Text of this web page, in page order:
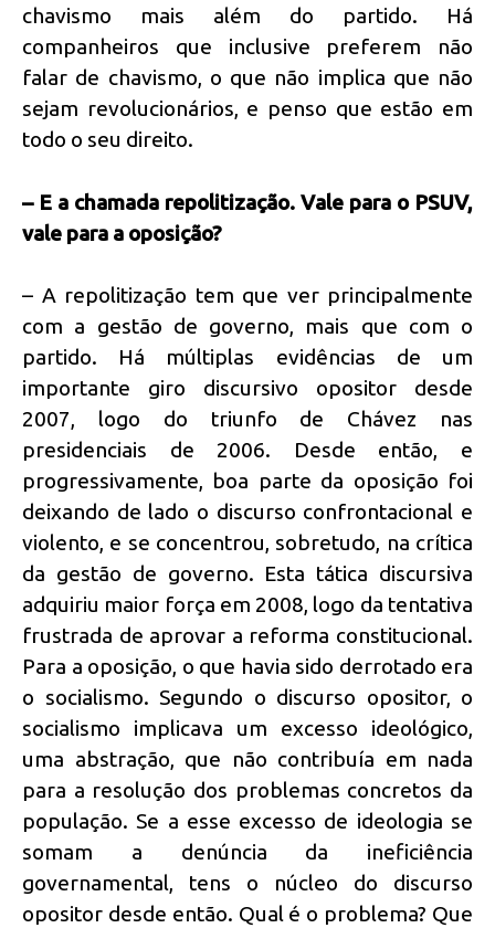
chavismo mais além do partido. Há
companheiros que inclusive preferem não
falar de chavismo, o que não implica que não
sejam revolucionários, e penso que estão em
todo o seu direito.
– E a chamada repolitização. Vale para o PSUV,
vale para a oposição?
– A repolitização tem que ver principalmente
com a gestão de governo, mais que com o
partido. Há múltiplas evidências de um
importante giro discursivo opositor desde
2007, logo do triunfo de Chávez nas
presidenciais de 2006. Desde então, e
progressivamente, boa parte da oposição foi
deixando de lado o discurso confrontacional e
violento, e se concentrou, sobretudo, na crítica
da gestão de governo. Esta tática discursiva
adquiriu maior força em 2008, logo da tentativa
frustrada de aprovar a reforma constitucional.
Para a oposição, o que havia sido derrotado era
o socialismo. Segundo o discurso opositor, o
socialismo implicava um excesso ideológico,
uma abstração, que não contribuía em nada
para a resolução dos problemas concretos da
população. Se a esse excesso de ideologia se
somam a denúncia da ineficiência
governamental, tens o núcleo do discurso
opositor desde então. Qual é o problema? Que